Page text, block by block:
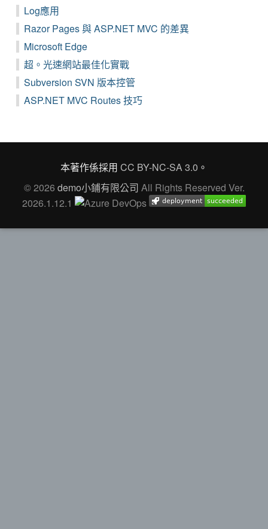
Log應用
Razor Pages 與 ASP.NET MVC 的差異
Microsoft Edge
超。光速網站最佳化實戰
Subversion SVN 版本控管
ASP.NET MVC Routes 技巧
本著作係採用 CC BY-NC-SA 3.0 。
© 2026 demo小鋪有限公司 All Rights Reserved Ver.
2026.1.12.1